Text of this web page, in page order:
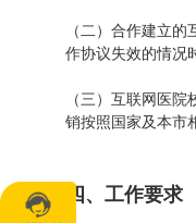
（二）合作建立
作协议失效的情况
（三）互联网医
销按照国家及本市
四、工作要求